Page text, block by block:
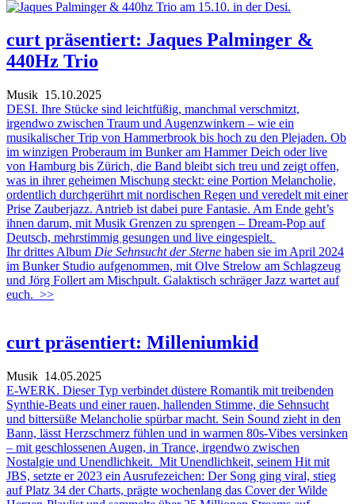
curt präsentiert: Jaques Palminger &
440Hz Trio
Musik 15.10.2025
DESI. Ihre Stücke sind leichtfüßig, manchmal verschmitzt,
irgendwo zwischen Traum und Augenzwinkern – wie ein
musikalischer Trip von Hammerbrook bis hoch zu den Plejaden. Ob
im winzigen Proberaum im Bunker am Hammer Deich oder live
von Hamburg bis Zürich, die Band bleibt sich treu und zeigt offen,
was in ihrer geheimen Mischung steckt: eine Portion Melancholie,
ordentlich durchgerührt mit nordischen Regen und veredelt mit einer
Prise Zauberjazz. Antrieb ist dabei pure Fantasie. Am Ende geht’s
ihnen darum, mit Musik Grenzen zu sprengen – Dream-Pop auf
Deutsch, mehrstimmig gesungen und live eingespielt.
Ihr drittes Album Die Sehnsucht der Sterne haben sie im April 2024
im Bunker Studio aufgenommen, mit Olve Strelow am Schlagzeug
und Jörg Follert am Mischpult. Galaktisch schräger Jazz wartet auf
euch. >>
curt präsentiert: Milleniumkid
Musik 14.05.2025
E-WERK. Dieser Typ verbindet düstere Romantik mit treibenden
Synthie-Beats und einer rauen, hallenden Stimme, die Sehnsucht
und bittersüße Melancholie spürbar macht. Sein Sound zieht in den
Bann, lässt Herzschmerz fühlen und in warmen 80s-Vibes versinken
– mit geschlossenen Augen, in Trance, irgendwo zwischen
Nostalgie und Unendlichkeit. Mit Unendlichkeit, seinem Hit mit
JBS, setzte er 2023 ein Ausrufezeichen: Der Song ging viral, stieg
auf Platz 34 der Charts, prägte wochenlang das Cover der Wilde